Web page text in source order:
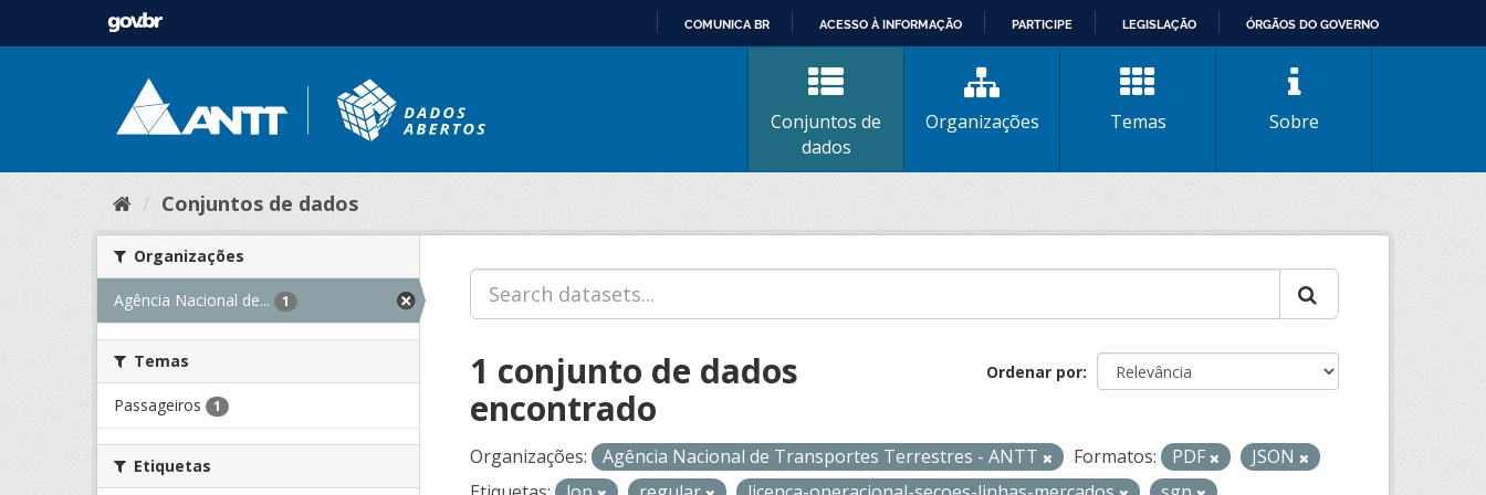
CONTEÚDO
COMUNICA BR ACESSO À INFORMAÇÃO PARTICIPE LEGISLAÇÃO ÓRGÃOS DO GOVERNO
Conjuntos de
dados
Organizações Temas Sobre
Conjuntos de dados
Organizações
Agência Nacional de... 1
Temas
Passageiros 1
Etiquetas
Ordenar por
1 conjunto de dados
encontrado
Organizações: Agência Nacional de Transportes Terrestres - ANTT Formatos: PDF
JSON